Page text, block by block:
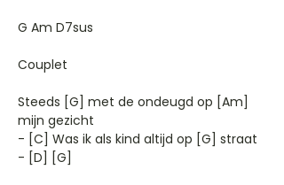
G Am D7sus
Couplet
Steeds [G] met de ondeugd op [Am]
mijn gezicht
- [C] Was ik als kind altijd op [G] straat
- [D] [G]